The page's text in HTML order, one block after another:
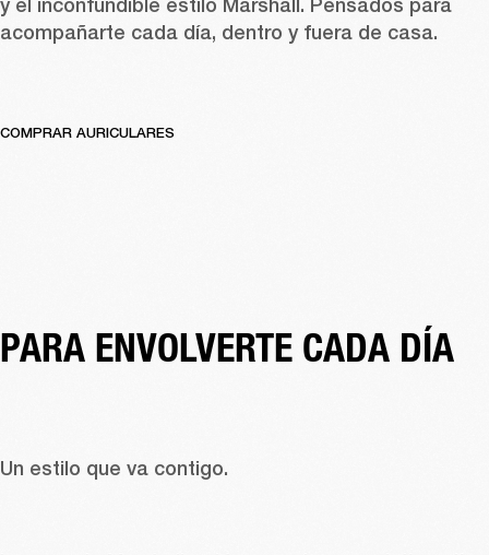
y el inconfundible estilo Marshall. Pensados para
acompañarte cada día, dentro y fuera de casa.
COMPRAR AURICULARES
PARA ENVOLVERTE CADA DÍA
Un estilo que va contigo.